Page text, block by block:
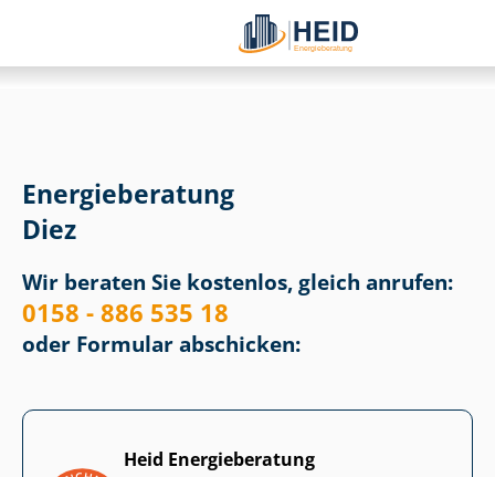
Energieberatung
Diez
Wir beraten Sie kostenlos, gleich anrufen:
0158 - 886 535 18
oder Formular abschicken:
Heid Energieberatung